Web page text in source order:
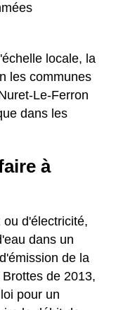
locale, la
les communes
Le-Ferron
dans les
à
d'électricité,
dans un
de la
de 2013,
pour un